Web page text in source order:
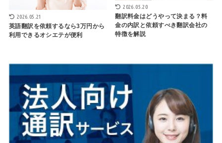
2026.05.21
英語翻訳を依頼するなら3万円から
利用できるオシエテが便利
2026.05.20
翻訳料金はどうやって決まる？料
金の内訳と依頼すべき翻訳会社の
特徴を解説